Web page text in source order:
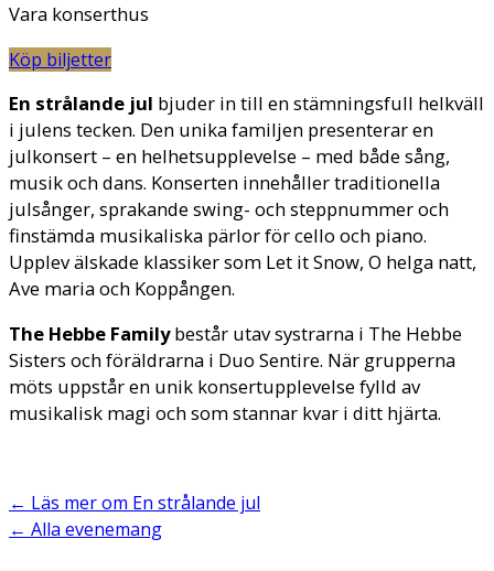
Vara konserthus
Köp biljetter
En strålande jul bjuder in till en stämningsfull helkväll
i julens tecken. Den unika familjen presenterar en
julkonsert – en helhetsupplevelse – med både sång,
musik och dans. Konserten innehåller traditionella
julsånger, sprakande swing- och steppnummer och
finstämda musikaliska pärlor för cello och piano.
Upplev älskade klassiker som Let it Snow, O helga natt,
Ave maria och Koppången.
The Hebbe Familybestår utav systrarna i The Hebbe
Sisters och föräldrarna i Duo Sentire. När grupperna
möts uppstår en unik konsertupplevelse fylld av
musikalisk magi och som stannar kvar i ditt hjärta.
← Läs mer om En strålande jul
← Alla evenemang